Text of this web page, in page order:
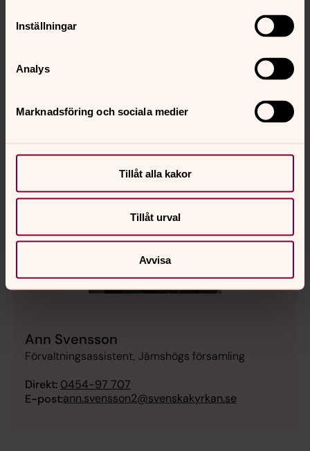
Inställningar
Analys
Marknadsföring och sociala medier
Tillåt alla kakor
Tillåt urval
Avvisa
Direkt:
E-post:carina.ingmarsson@svenskakyrkan.se
Ann Svensson
Förvaltningsassistent, Jämshögs församling
Direkt: 0454-97 707
E-post:ann.svensson2@svenskakyrkan.se